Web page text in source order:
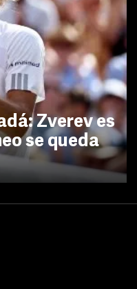
Zverev es
se queda